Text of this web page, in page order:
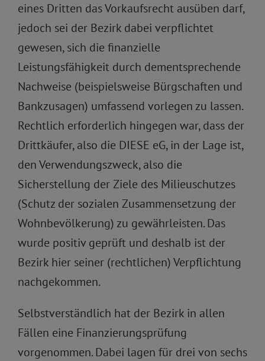
eines Dritten das Vorkaufsrecht ausüben darf,
jedoch sei der Bezirk dabei verpflichtet
gewesen, sich die finanzielle
Leistungsfähigkeit durch dementsprechende
Nachweise (beispielsweise Bürgschaften und
Bankzusagen) umfassend vorlegen zu lassen.
Rechtlich erforderlich hingegen war, dass der
Drittkäufer, also die DIESE eG, in der Lage ist,
den Verwendungszweck, also die
Sicherstellung der Ziele des Milieuschutzes
(Schutz der sozialen Zusammensetzung der
Wohnbevölkerung) zu gewährleisten. Das
wurde positiv geprüft und deshalb ist der
Bezirk hier seiner (rechtlichen) Verpflichtung
nachgekommen.
Selbstverständlich hat der Bezirk in allen
Fällen eine Finanzierungsprüfung
vorgenommen. Dabei lagen für drei von sechs